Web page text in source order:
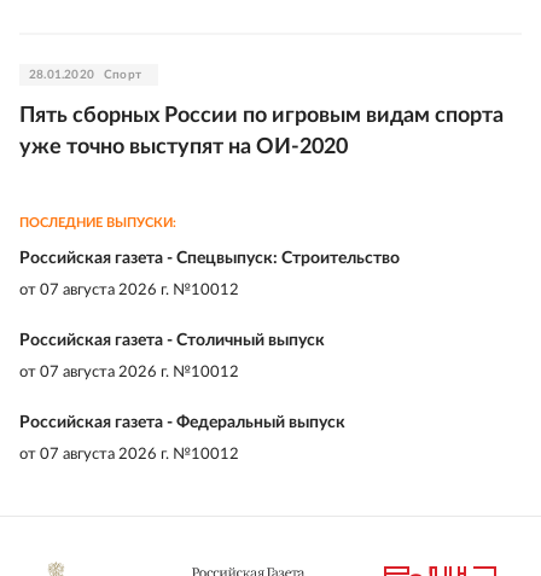
28.01.2020 Спорт
Пять сборных России по игровым видам спорта
уже точно выступят на ОИ-2020
ПОСЛЕДНИЕ ВЫПУСКИ:
Российская газета - Спецвыпуск: Строительство
от 07 августа 2026 г. №10012
Российская газета - Столичный выпуск
от 07 августа 2026 г. №10012
Российская газета - Федеральный выпуск
от 07 августа 2026 г. №10012